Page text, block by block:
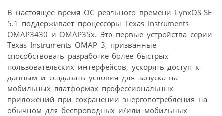
В настоящее время ОС реального времени LynxOS-SE
5.1 поддерживает процессоры Texas Instruments
OMAP3430 и OMAP35x. Это первые устройства серии
Texas Instruments OMAP 3, призванные
способствовать разработке более быстрых
пользовательских интерфейсов, ускорять доступ к
данным и создавать условия для запуска на
мобильных платформах профессиональных
приложений при сохранении энергопотребления на
обычном для беспроводных и/или мобильных